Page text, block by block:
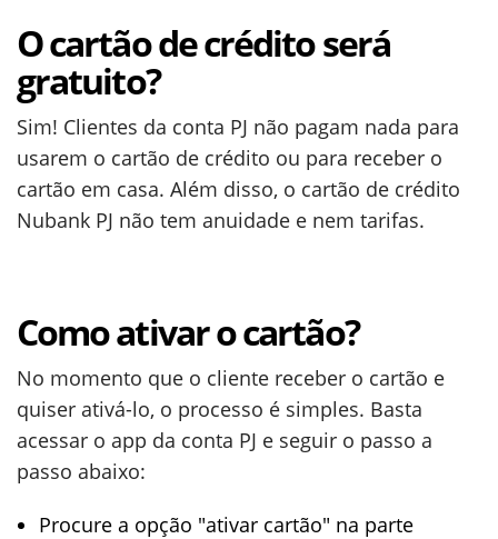
O cartão de crédito será
gratuito?
Sim! Clientes da conta PJ não pagam nada para
usarem o cartão de crédito ou para receber o
cartão em casa. Além disso, o cartão de crédito
Nubank PJ não tem anuidade e nem tarifas.
Como ativar o cartão?
No momento que o cliente receber o cartão e
quiser ativá-lo, o processo é simples. Basta
acessar o app da conta PJ e seguir o passo a
passo abaixo:
Procure a opção "ativar cartão" na parte